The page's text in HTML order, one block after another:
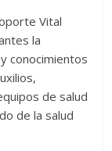
Vital
la
conocimientos
de salud
de la salud